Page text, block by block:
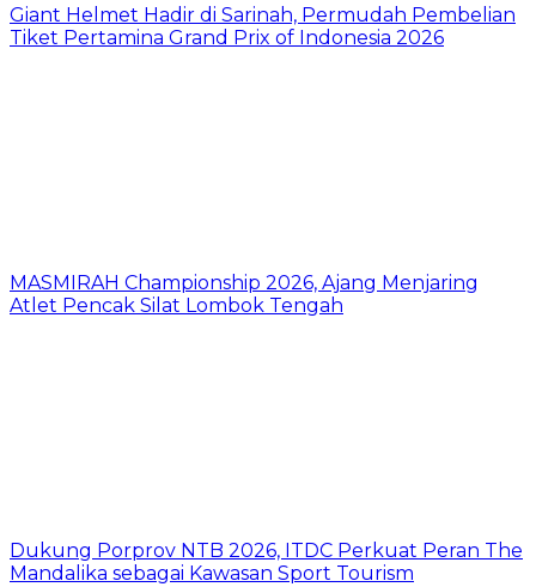
Giant Helmet Hadir di Sarinah, Permudah Pembelian
Tiket Pertamina Grand Prix of Indonesia 2026
MASMIRAH Championship 2026, Ajang Menjaring
Atlet Pencak Silat Lombok Tengah
Dukung Porprov NTB 2026, ITDC Perkuat Peran The
Mandalika sebagai Kawasan Sport Tourism